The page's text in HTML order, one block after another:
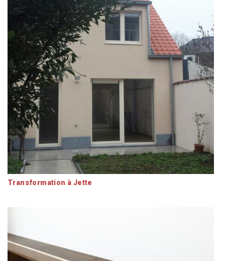
Transformation à Jette